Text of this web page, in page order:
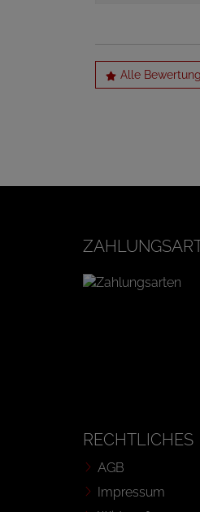
Alle
RECHTLICHES
AGB
Impressum